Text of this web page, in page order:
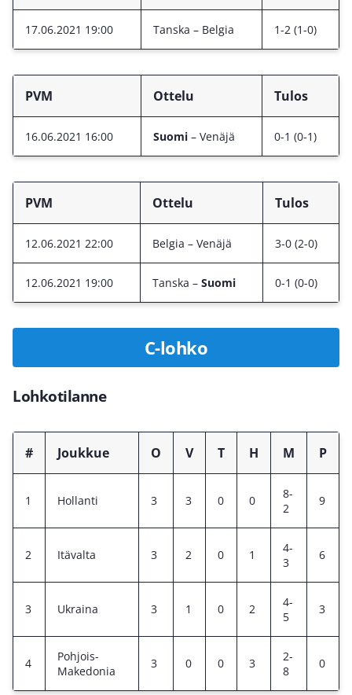
17.06.2021 19:00 Tanska – Belgia 1-2 (1-0)
PVM Ottelu Tulos
16.06.2021 16:00 Suomi – Venäjä 0-1 (0-1)
PVM Ottelu Tulos
12.06.2021 22:00 Belgia – Venäjä 3-0 (2-0)
12.06.2021 19:00 Tanska – Suomi 0-1 (0-0)
C-lohko
Lohkotilanne
# Joukkue O V T H M P
1 Hollanti 3 3 0 0
8-
2
9
2 Itävalta 3 2 0 1
4-
3
6
3 Ukraina 3 1 0 2
4-
5
3
4
Pohjois-
Makedonia
3 0 0 3
2-
8
0